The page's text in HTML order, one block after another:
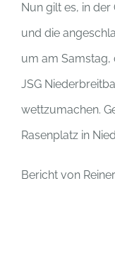
Nun gilt es, in
und die
um am Samstag,
JSG
wettzumachen.
Rasenplatz in
Bericht von